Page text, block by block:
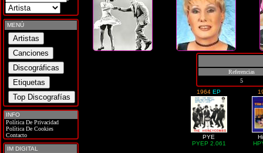
MENÚ
INFO
Política De Privacidad
Política De Cookies
Contacto
IM DIGITAL
Referencias
5
1964EP
PYE
PYEP 2.061